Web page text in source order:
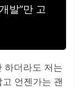
발”만 고
하더라도 저는
언젠가는 괜